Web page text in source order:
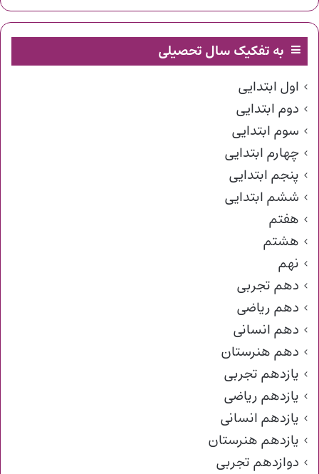
به تفکیک سال تحصیلی
اول ابتدایی
دوم ابتدایی
سوم ابتدایی
چهارم ابتدایی
پنجم ابتدایی
ششم ابتدایی
هفتم
هشتم
نهم
دهم تجربی
دهم ریاضی
دهم انسانی
دهم هنرستان
یازدهم تجربی
یازدهم ریاضی
یازدهم انسانی
یازدهم هنرستان
دوازدهم تجربی